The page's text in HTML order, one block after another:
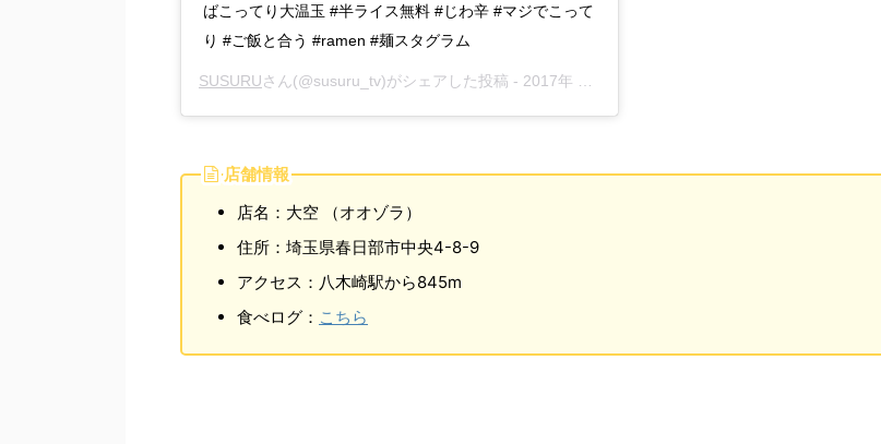
ばこってり大温玉 #半ライス無料 #じわ辛 #マジでこって
り #ご飯と合う #ramen #麺スタグラム
SUSURUさん(@susuru_tv)がシェアした投稿 - 2017年 2月月10日午前3時29分PST
店舗情報
店名：大空 （オオゾラ）
住所：埼玉県春日部市中央4-8-9
アクセス：八木崎駅から845m
食べログ： こちら